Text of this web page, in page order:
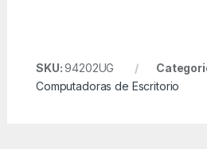
SKU:94202UG
Computadoras de Escritorio